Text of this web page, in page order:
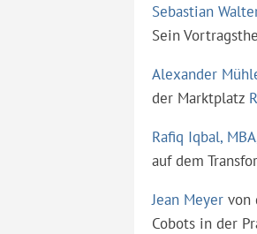
Sebastian
Sein
Alexander
der Marktplatz
Rafiq Iqbal,
auf dem
Jean Meyer von
Cobots in der